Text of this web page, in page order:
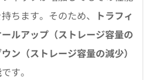
ちます。そのため、
トラフィ
ルアップ（ストレージ容量の
ン（ストレージ容量の減少）
です。